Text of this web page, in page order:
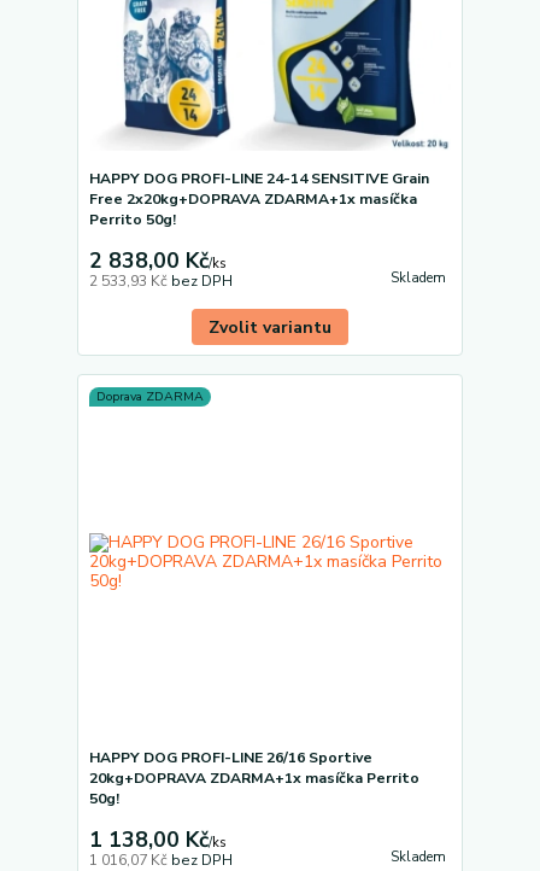
HAPPY DOG PROFI-LINE 24-14 SENSITIVE Grain
Free 2x20kg+DOPRAVA ZDARMA+1x masíčka
Perrito 50g!
2 838,00 Kč/ks
2 533,93 Kč bez DPH Skladem
Zvolit variantu
Doprava ZDARMA
HAPPY DOG PROFI-LINE 26/16 Sportive
20kg+DOPRAVA ZDARMA+1x masíčka Perrito
50g!
1 138,00 Kč/ks
1 016,07 Kč bez DPH Skladem